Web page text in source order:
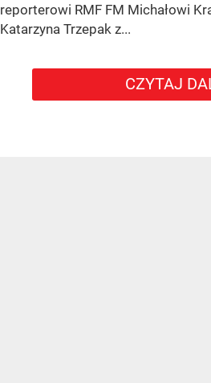
reporterowi RMF FM Michałowi
Katarzyna Trzepak z...
CZYTAJ